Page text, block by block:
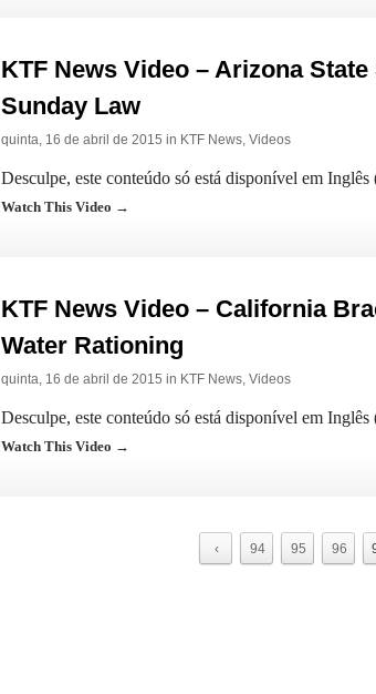
KTF News Video – Arizona
Sunday Law
quinta, 16 de abril de 2015 in KTF News, Videos
Desculpe, este conteúdo só está disponível em Inglês
Watch This Video →
KTF News Video – California
Water Rationing
quinta, 16 de abril de 2015 in KTF News, Videos
Desculpe, este conteúdo só está disponível em Inglês
Watch This Video →
‹ 94 95 96